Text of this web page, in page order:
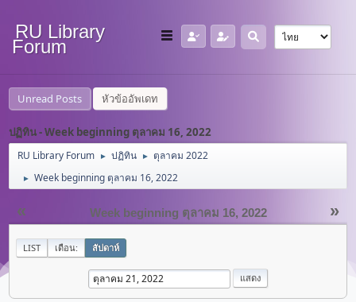
RU Library
Forum
Unread Posts หัวข้ออัพเดท
ปฏิทิน - Week beginning ตุลาคม 16, 2022
RU Library Forum ► ปฏิทิน ► ตุลาคม 2022
► Week beginning ตุลาคม 16, 2022
« »
Week beginning ตุลาคม 16, 2022
LIST เดือน: สัปดาห์